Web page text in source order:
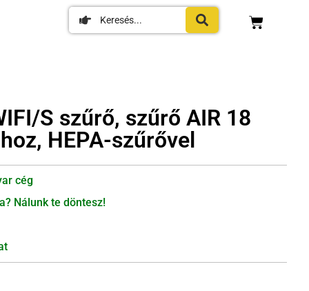
S szűrő, szűrő AIR 18
HEPA-szűrővel
cég
Nálunk te döntesz!